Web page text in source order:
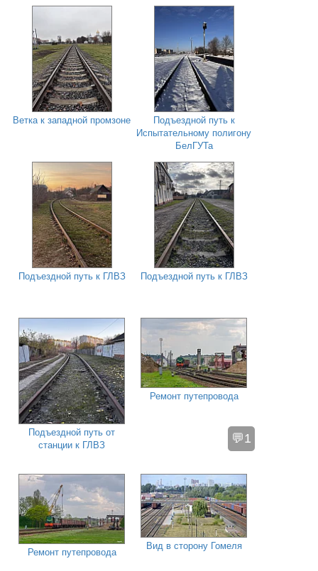
Ветка к западной промзоне
Подъездной путь к
Испытательному полигону
БелГУТа
Подъездной путь к ГЛВЗ Подъездной путь к ГЛВЗ
Подъездной путь от
станции к ГЛВЗ
💬1
Ремонт путепровода
Ремонт путепровода Вид в сторону Гомеля